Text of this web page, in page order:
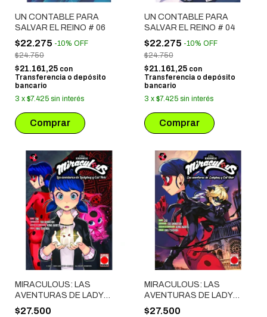
UN CONTABLE PARA
SALVAR EL REINO # 06
$22.275 -10% OFF
$24.750
$21.161,25 con
Transferencia o depósito
bancario
3 x $7.425 sin interés
UN CONTABLE PARA
SALVAR EL REINO # 04
$22.275 -10% OFF
$24.750
$21.161,25 con
Transferencia o depósito
bancario
3 x $7.425 sin interés
MIRACULOUS: LAS
AVENTURAS DE LADY
BUG Y CAT NOIR # 03
$27.500
MIRACULOUS: LAS
AVENTURAS DE LADY
BUG Y CAT NOIR # 02
$27.500